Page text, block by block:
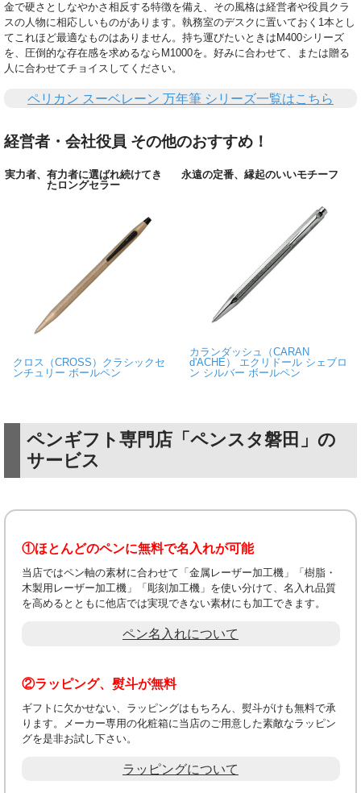
金で硬さとしなやかさ相反する特徴を備え、その風格は経営者や役員クラ
スの人物に相応しいものがあります。執務室のデスクに置いておく1本とし
てこれほど最適なものはありません。持ち運びたいときはM400シリーズ
を、圧倒的な存在感を求めるならM1000を。好みに合わせて、または贈る
人に合わせてチョイスしてください。
ペリカン スーベレーン 万年筆 シリーズ一覧はこちら
経営者・会社役員 その他のおすすめ！
実力者、有力者に選ばれ続けてき
たロングセラー
クロス（CROSS）クラシックセ
ンチュリー ボールペン
永遠の定番、縁起のいいモチーフ
カランダッシュ（CARAN
d'ACHE） エクリドール シェブロ
ン シルバー ボールペン
ペンギフト専門店「ペンスタ磐田」の
サービス
①ほとんどのペンに無料で名入れが可能
当店ではペン軸の素材に合わせて「金属レーザー加工機」「樹脂・
木製用レーザー加工機」「彫刻加工機」を使い分けて、名入れ品質
を高めるとともに他店では実現できない素材にも加工できます。
ペン名入れについて
②ラッピング、熨斗が無料
ギフトに欠かせない、ラッピングはもちろん、熨斗がけも無料で承
ります。メーカー専用の化粧箱に当店のご用意した素敵なラッピン
グを是非お試し下さい。
ラッピングについて